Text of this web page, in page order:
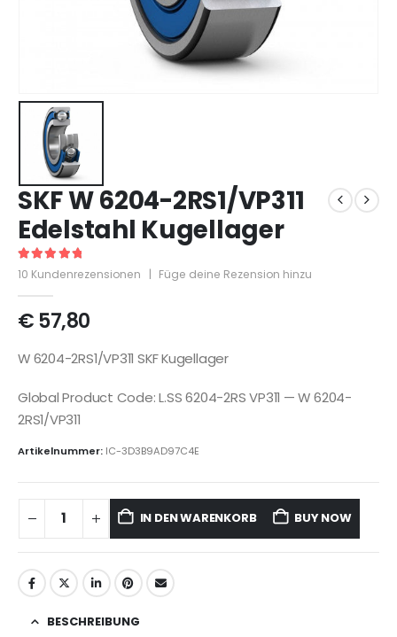
SKF W 6204-2RS1/VP311
Edelstahl Kugellager
5out of 5
10 Kundenrezensionen | Füge deine Rezension hinzu
€57,80
W 6204-2RS1/VP311 SKF Kugellager
Global Product Code: L.SS 6204-2RS VP311 — W 6204-
2RS1/VP311
Artikelnummer: IC-3D3B9AD97C4E
IN DEN WARENKORB BUY NOW
BESCHREIBUNG